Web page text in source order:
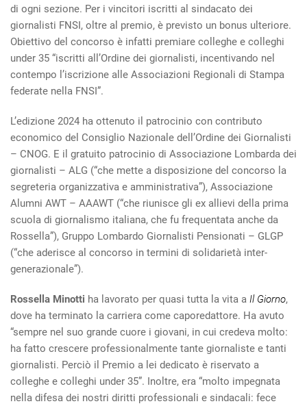
di ogni sezione. Per i vincitori iscritti al sindacato dei
giornalisti FNSI, oltre al premio, è previsto un bonus ulteriore.
Obiettivo del concorso è infatti premiare colleghe e colleghi
under 35 “iscritti all’Ordine dei giornalisti, incentivando nel
contempo l’iscrizione alle Associazioni Regionali di Stampa
federate nella FNSI”.
L’edizione 2024 ha ottenuto il patrocinio con contributo
economico del Consiglio Nazionale dell’Ordine dei Giornalisti
– CNOG. E il gratuito patrocinio di Associazione Lombarda dei
giornalisti – ALG (“che mette a disposizione del concorso la
segreteria organizzativa e amministrativa”), Associazione
Alumni AWT – AAAWT (“che riunisce gli ex allievi della prima
scuola di giornalismo italiana, che fu frequentata anche da
Rossella”), Gruppo Lombardo Giornalisti Pensionati – GLGP
(“che aderisce al concorso in termini di solidarietà inter-
generazionale”).
Rossella Minotti ha lavorato per quasi tutta la vita a Il Giorno,
dove ha terminato la carriera come caporedattore. Ha avuto
“sempre nel suo grande cuore i giovani, in cui credeva molto:
ha fatto crescere professionalmente tante giornaliste e tanti
giornalisti. Perciò il Premio a lei dedicato è riservato a
colleghe e colleghi under 35”. Inoltre, era “molto impegnata
nella difesa dei nostri diritti professionali e sindacali: fece